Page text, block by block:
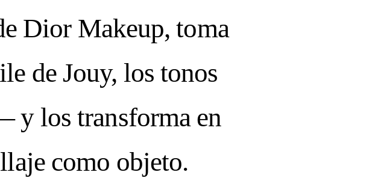
OF LIFE!
CURRENT ISSUE:
IMPERFECTION:
Dior Makeup, toma
de Jouy, los tonos
y los transforma en
como objeto.